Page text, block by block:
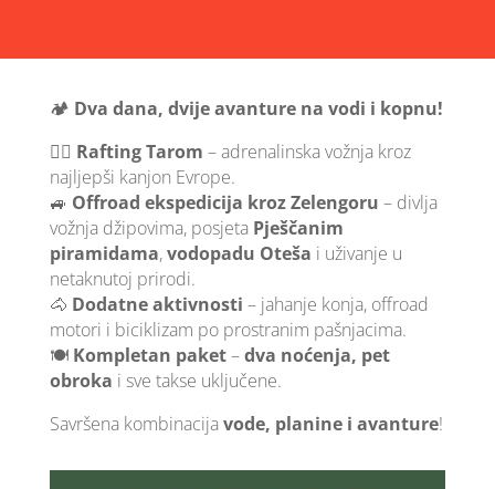
🏕️ Dva dana, dvije avanture na vodi i kopnu!
🚣‍♂️ Rafting Tarom – adrenalinska vožnja kroz
najljepši kanjon Evrope.
🚙 Offroad ekspedicija kroz Zelengoru – divlja
vožnja džipovima, posjeta Pješčanim
piramidama,vodopadu Oteša i uživanje u
netaknutoj prirodi.
🐴 Dodatne aktivnosti – jahanje konja, offroad
motori i biciklizam po prostranim pašnjacima.
🍽️ Kompletan paket–dva noćenja, pet
obroka i sve takse uključene.
Savršena kombinacijavode, planine i avanture!